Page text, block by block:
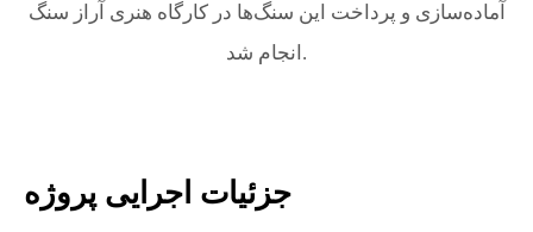
آماده‌سازی و پرداخت این سنگ‌ها در کارگاه هنری آراز سنگ
انجام شد.
جزئیات اجرایی پروژه